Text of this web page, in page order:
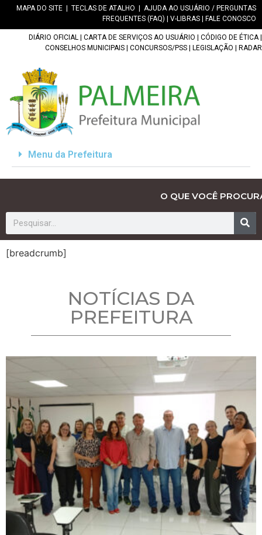
MAPA DO SITE TECLAS DE ATALHO
AJUDA AO USUÁRIO / PERGUNTAS
FREQUENTES (FAQ)
V-LIBRAS FALE CONOSCO
DIÁRIO OFICIAL CARTA DE SERVIÇOS AO USUÁRIO CÓDIGO DE ÉTICA|
CONSELHOS MUNICIPAIS
CONCURSOS/PSS LEGISLAÇÃO RADAR
Menu da Prefeitura
O QUE VOCÊ
[breadcrumb]
NOTÍCIAS DA
PREFEITURA